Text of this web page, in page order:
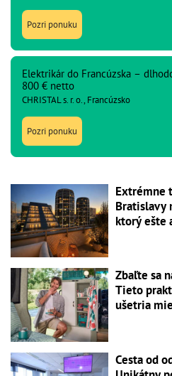
Pozri ponuku
Elektrikár do Francúzska –
800 € netto
CHRISTAL s. r. o., Francúzsko
Pozri ponuku
Extrémne
Bratislavy
ktorý ešte
Zbaľte sa
Tieto
ušetria
Cesta od